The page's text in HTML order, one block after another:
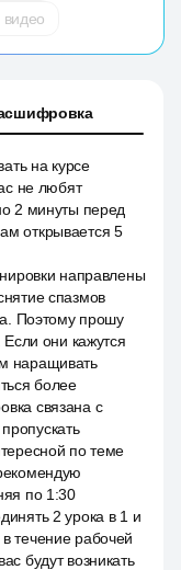
на курсе
не любят
2 минуты перед
открывается 5
направлены
спазмов
Поэтому прошу
они кажутся
наращивать
более
связана с
по теме
по 1:30
2 урока в 1 и
течение рабочей
будут возникать